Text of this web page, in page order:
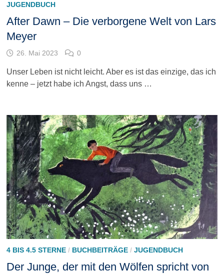
JUGENDBUCH
After Dawn – Die verborgene Welt von Lars
Meyer
26. Mai 2023 0
Unser Leben ist nicht leicht. Aber es ist das einzige, das ich
kenne – jetzt habe ich Angst, dass uns …
4 BIS 4.5 STERNE/ BUCHBEITRÄGE/ JUGENDBUCH
Der Junge, der mit den Wölfen spricht von